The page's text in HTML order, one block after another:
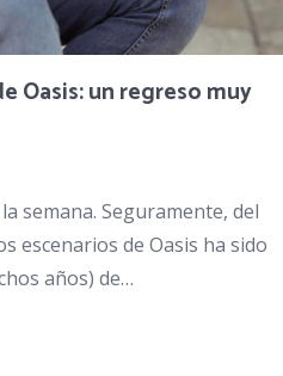
Oasis: un regreso muy
semana. Seguramente, del
escenarios de Oasis ha sido
años) de…